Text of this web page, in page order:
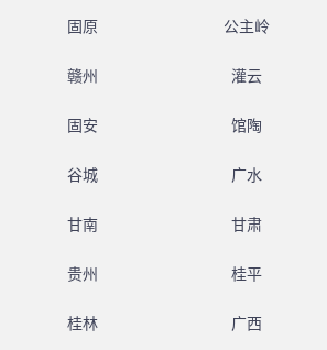
固原 公主岭
赣州 灌云
固安 馆陶
谷城 广水
甘南 甘肃
贵州 桂平
桂林 广西